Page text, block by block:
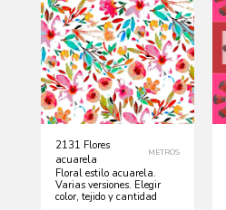
2131 Flores
acuarela
METROS
Floral estilo acuarela.
Varias versiones. Elegir
color, tejido y cantidad